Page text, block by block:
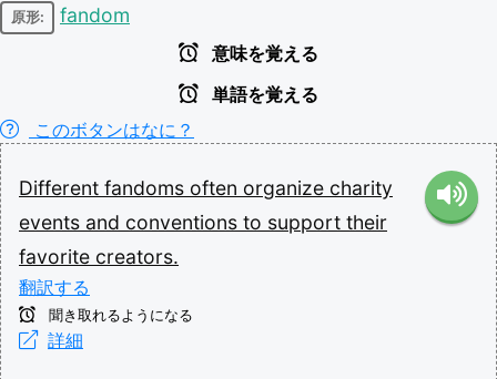
原形: fandom
意味を覚える
単語を覚える
このボタンはなに？
Different fandoms often organize charity
events and conventions to support their
favorite creators.
翻訳する
聞き取れるようになる
詳細